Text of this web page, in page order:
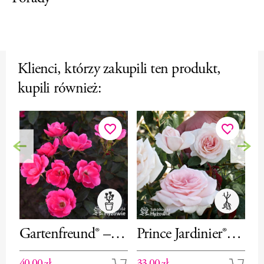
Klienci, którzy zakupili ten produkt,
kupili również:
favorite_border
Gartenfreund® –
róża rabatowa
favorite_border
Prince Jardinier® /
Schloss
Poprzedni